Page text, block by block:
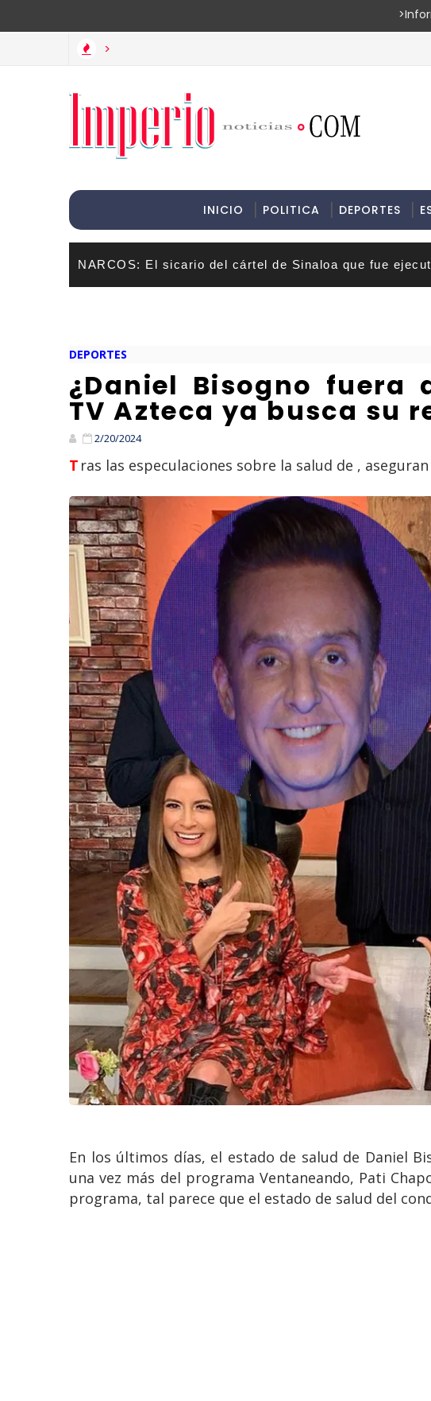
>Información
>
INICIO POLITICA DEPORTES
NARCOS: El sicario del cártel de Sinaloa que fue
DEPORTES
¿Daniel Bisogno fuera
TV Azteca ya busca su
2/20/2024
Tras las especulaciones sobre la salud de ,
En los últimos días, el estado de salud de Daniel
una vez más del programa Ventaneando, Pati
programa, tal parece que el estado de salud del